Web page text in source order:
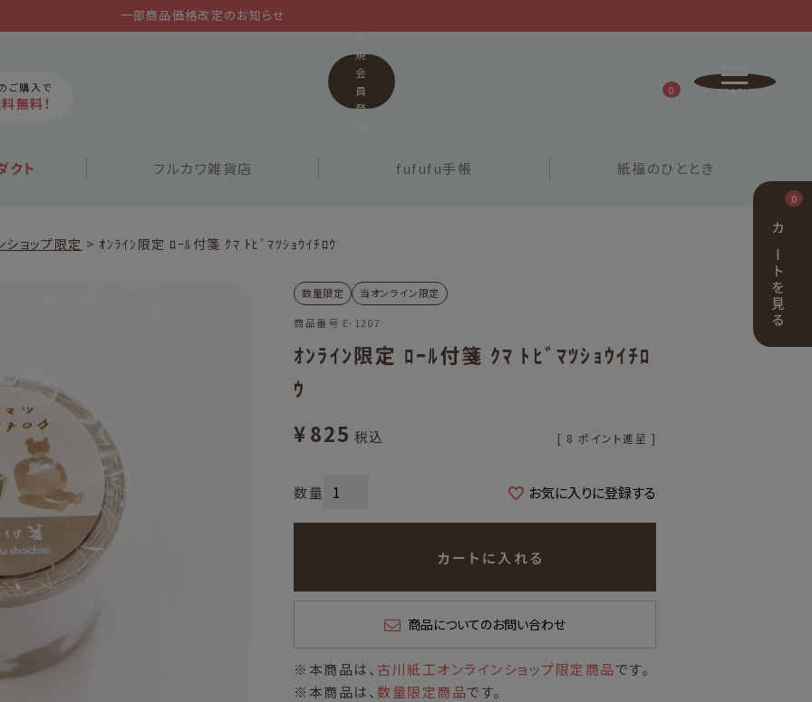
一部商品価格改定のお知らせ
ご購入で
無料！
クト フルカワ雑貨店 fufufu手帳 紙福のひととき
新
規
会
員
登
0
ショップ限定 ｵﾝﾗｲﾝ限定 ﾛｰﾙ付箋 ｸﾏ ﾄﾋﾞﾏﾂｼｮｳｲﾁﾛｳ
数量限定 当オンライン限定
商品番号 E-1207
ｵﾝﾗｲﾝ限定 ﾛｰﾙ付箋 ｸﾏ ﾄﾋﾞﾏﾂｼｮｳｲﾁﾛ
ｳ
¥825 税込 [ 8 ポイント進呈 ]
お気に入りに登録する
カートに入れる
商品についてのお問い合わせ
※本商品は、 古川紙工オンラインショップ限定商品です。
※本商品は、数量限定商品です。
0
カートを見る